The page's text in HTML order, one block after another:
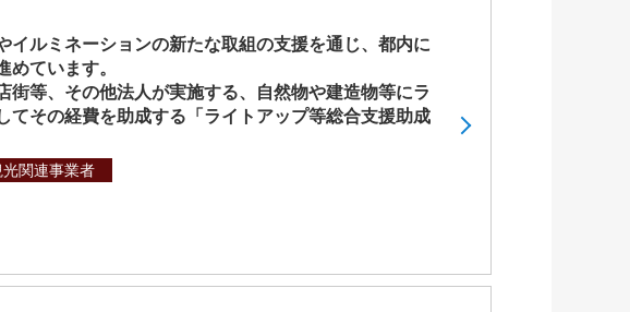
ルミネーションの新たな取組の支援を通じ、都内に
ています。
等、その他法人が実施する、自然物や建造物等にラ
その経費を助成する「ライトアップ等総合支援助成
関連事業者